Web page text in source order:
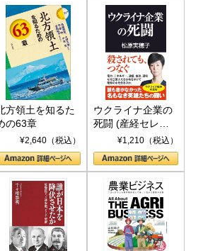
方領土を知るた
の63章
¥2,640（税込）
ウクライナ企業の
死闘 (産経セレク
ト S 039)¥1,210（税込）